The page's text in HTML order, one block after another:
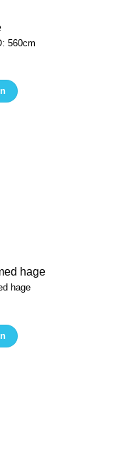
560cm
hage